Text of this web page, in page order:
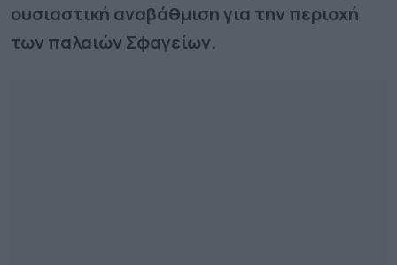
ουσιαστική αναβάθμιση για την περιοχή
των παλαιών Σφαγείων.